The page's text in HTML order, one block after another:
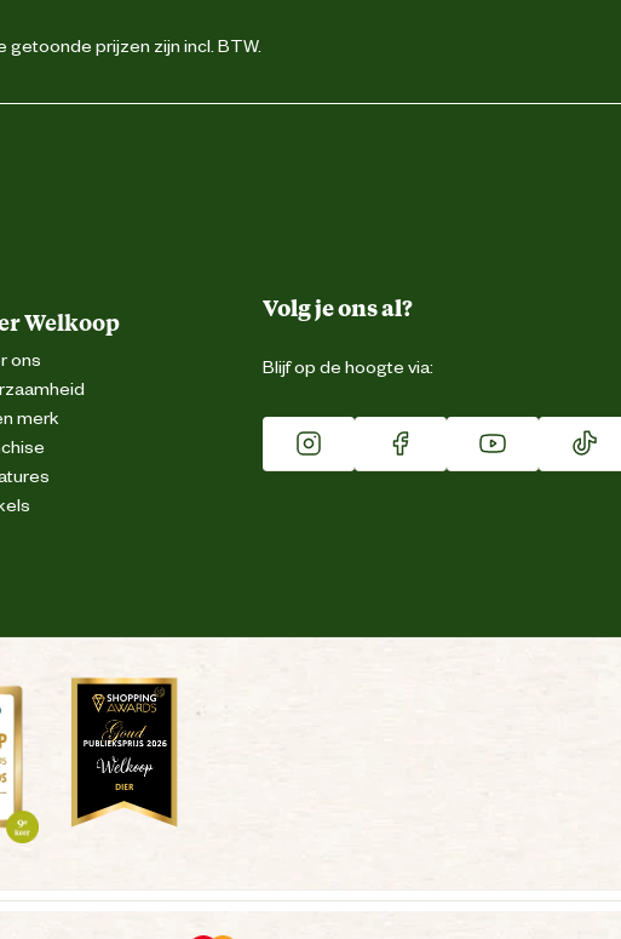
getoonde prijzen zijn incl. BTW.
Welkoop
ons
merk
Volg je ons al?
Blijf op de hoogte via: